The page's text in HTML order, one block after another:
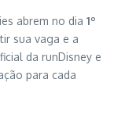
abrem no dia 1º
sua vaga e a
da runDisney e
para cada